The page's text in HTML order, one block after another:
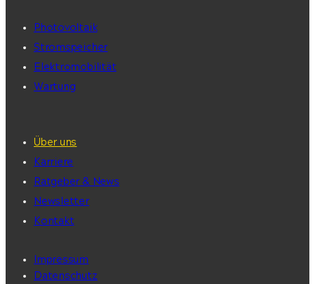
Photovoltaik
Stromspeicher
Elektromobilität
Wartung
Über uns
Karriere
Ratgeber & News
Newsletter
Kontakt
Impressum
Datenschutz